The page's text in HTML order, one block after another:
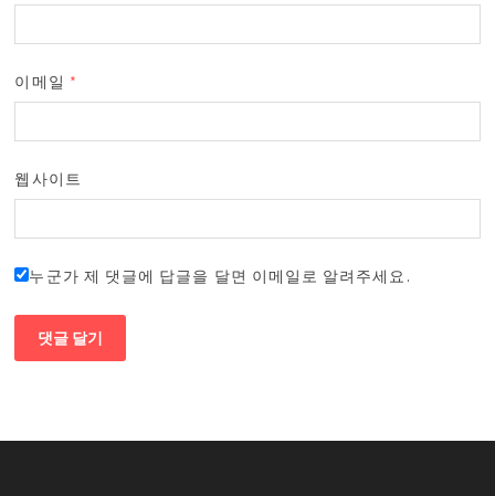
이메일 *
웹사이트
누군가 제 댓글에 답글을 달면 이메일로 알려주세요.